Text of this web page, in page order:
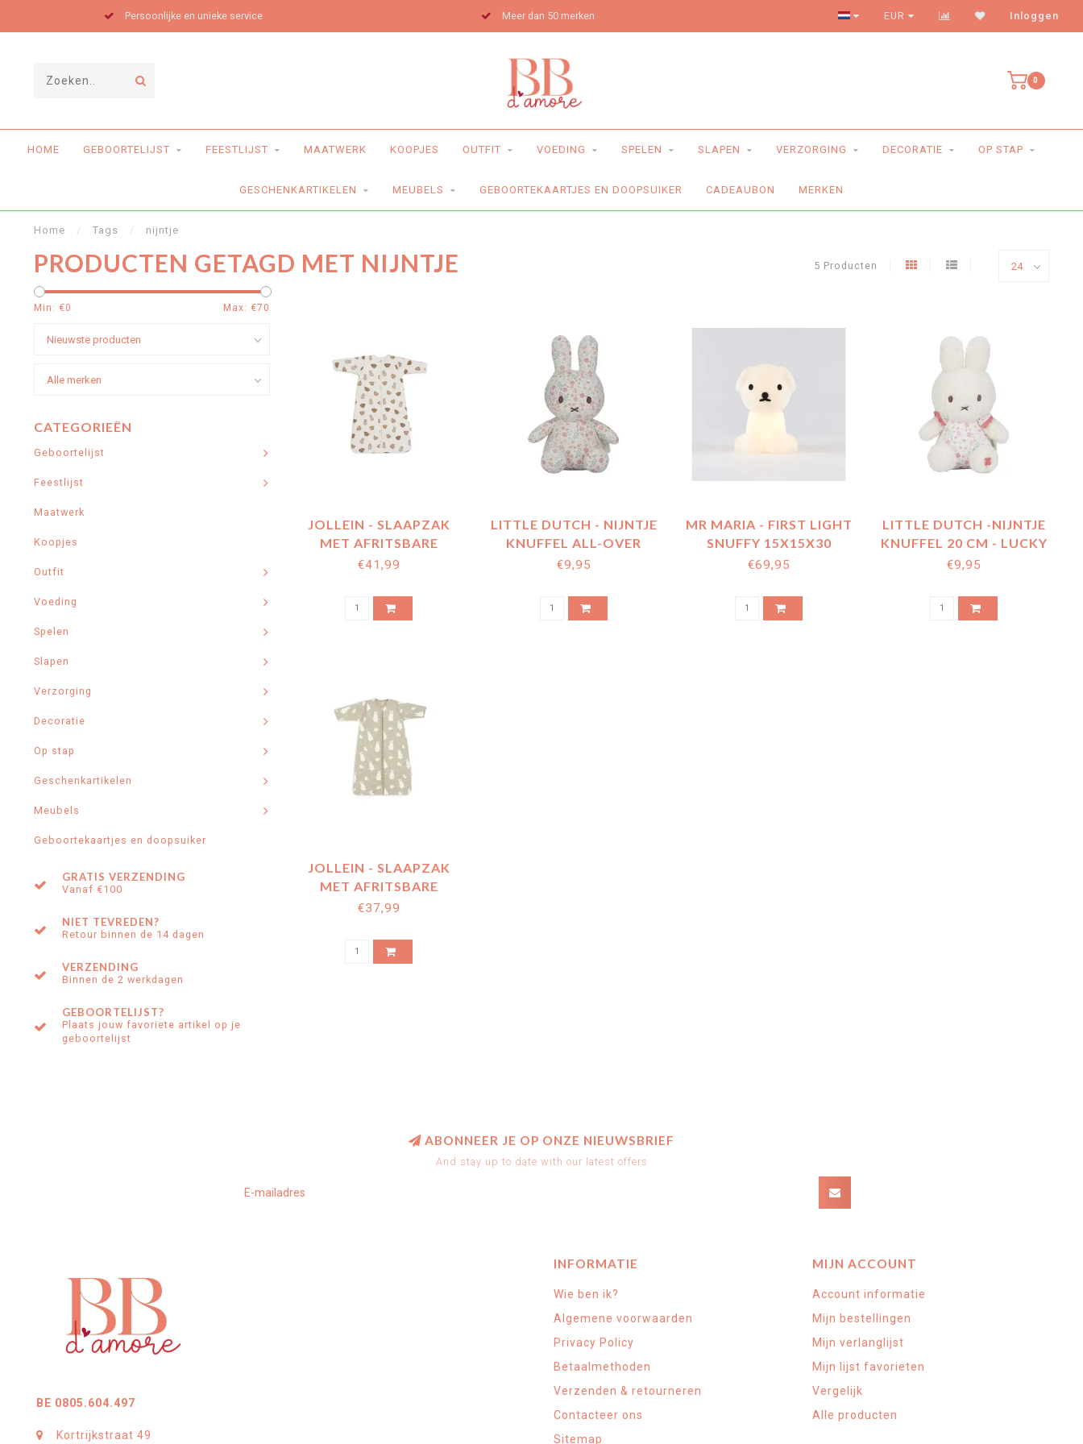
Persoonlijke en unieke service Meer dan 50 merken Levering aan huis
EUR Inloggen
0
HOME GEBOORTELIJST FEESTLIJST MAATWERK KOOPJES OUTFIT VOEDING SPELEN SLAPEN VERZORGING DECORATIE OP STAP
GESCHENKARTIKELEN MEUBELS GEBOORTEKAARTJES EN DOOPSUIKER CADEAUBON MERKEN
Home / Tags / nijntje
PRODUCTEN GETAGD MET NIJNTJE 5 Producten
Min: €0 Max: €70
CATEGORIEËN
Geboortelijst
Feestlijst
Maatwerk
Koopjes
Outfit
Voeding
Spelen
Slapen
Verzorging
Decoratie
Op stap
Geschenkartikelen
Meubels
Geboortekaartjes en doopsuiker
GRATIS VERZENDING
Vanaf €100
NIET TEVREDEN?
Retour binnen de 14 dagen
VERZENDING
Binnen de 2 werkdagen
GEBOORTELIJST?
Plaats jouw favoriete artikel op je
geboortelijst
JOLLEIN - SLAAPZAK
MET AFRITSBARE
MOUWEN MIFFY AND
€41,99
LITTLE DUTCH - NIJNTJE
KNUFFEL ALL-OVER
PRINT 20 CM - ROZE -
€9,95
MR MARIA - FIRST LIGHT
SNUFFY 15X15X30
€69,95
LITTLE DUTCH -NIJNTJE
KNUFFEL 20 CM - LUCKY
BLOSSOM
€9,95
JOLLEIN - SLAAPZAK
MET AFRITSBARE
MOUWEN NIJNTJE EN
€37,99
ABONNEER JE OP ONZE NIEUWSBRIEF
And stay up to date with our latest offers
BE 0805.604.497
Kortrijkstraat 49
INFORMATIE
Wie ben ik?
Algemene voorwaarden
Privacy Policy
Betaalmethoden
Verzenden & retourneren
Contacteer ons
Sitemap
MIJN ACCOUNT
Account informatie
Mijn bestellingen
Mijn verlanglijst
Mijn lijst favorieten
Vergelijk
Alle producten